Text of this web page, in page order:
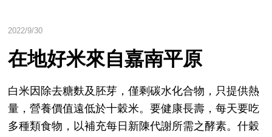
2022/9/30
在地好米來自嘉南平原
白米因除去糖麩及胚芽，僅剩碳水化合物，只提供熱
量，營養價值遠低於十穀米。要健康長壽，每天要吃
多種類食物，以補充每日新陳代謝所需之酵素。什穀